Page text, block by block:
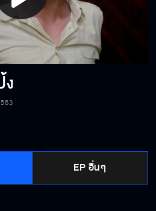
ง
EP อื่นๆ
วเป็นเด็ก เจ้าคิดเจ้าแค้น
ได้ตายคามือฉันแน่